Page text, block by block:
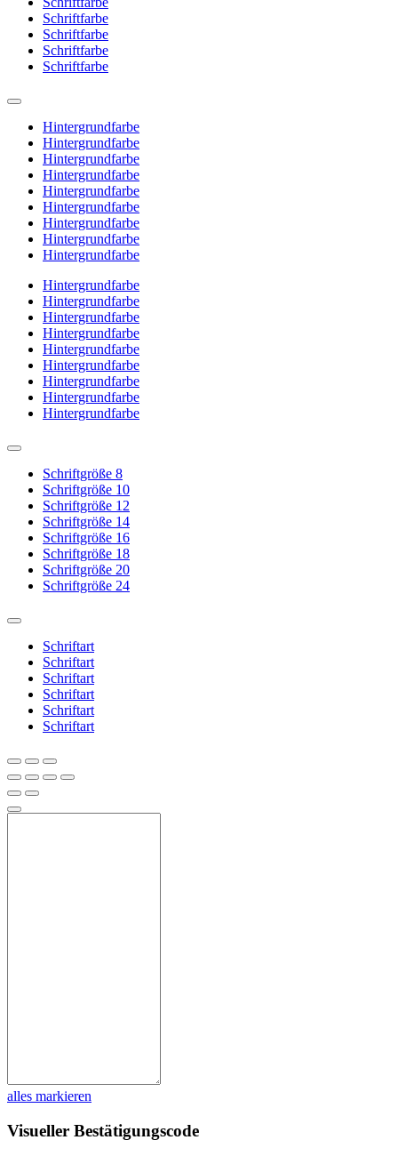
Schriftfarbe
Schriftfarbe
Schriftfarbe
Schriftfarbe
Hintergrundfarbe
Hintergrundfarbe
Hintergrundfarbe
Hintergrundfarbe
Hintergrundfarbe
Hintergrundfarbe
Hintergrundfarbe
Hintergrundfarbe
Hintergrundfarbe
Hintergrundfarbe
Hintergrundfarbe
Hintergrundfarbe
Hintergrundfarbe
Hintergrundfarbe
Hintergrundfarbe
Hintergrundfarbe
Hintergrundfarbe
Hintergrundfarbe
Schriftgröße 8
Schriftgröße 10
Schriftgröße 12
Schriftgröße 14
Schriftgröße 16
Schriftgröße 18
Schriftgröße 20
Schriftgröße 24
Schriftart
Schriftart
Schriftart
Schriftart
Schriftart
Schriftart
alles markieren
Visueller Bestätigungscode